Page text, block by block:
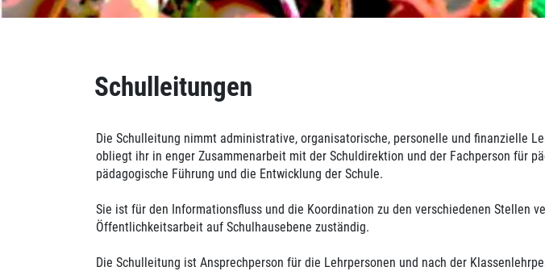
Inhalt
Schulleitungen
Die Schulleitung nimmt administrative, organisatorische, personelle und finanzielle
obliegt ihr in enger Zusammenarbeit mit der Schuldirektion und der Fachperson für
pädagogische Führung und die Entwicklung der Schule.
Sie ist für den Informationsfluss und die Koordination zu den verschiedenen Stellen
Öffentlichkeitsarbeit auf Schulhausebene zuständig.
Die Schulleitung ist Ansprechperson für die Lehrpersonen und nach der